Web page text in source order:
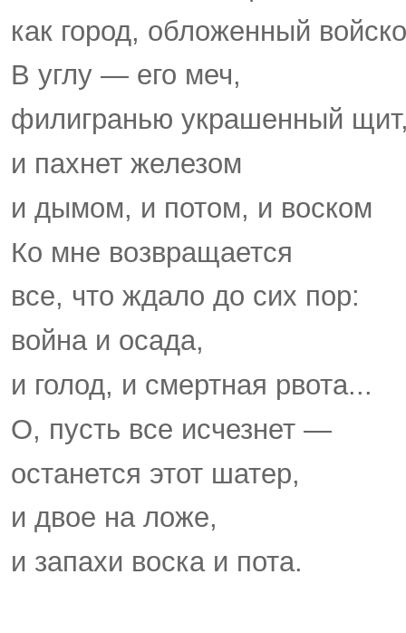
как город, обложенный
В углу — его меч,
филигранью украшенный
и пахнет железом
и дымом, и потом, и воском
Ко мне возвращается
все, что ждало до сих пор:
война и осада,
и голод, и смертная рвота...
О, пусть все исчезнет —
останется этот шатер,
и двое на ложе,
и запахи воска и пота.